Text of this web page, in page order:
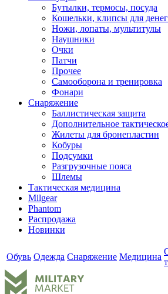
Бутылки, термосы, посуда
Кошельки, клипсы для денег
Ножи, лопаты, мультитулы
Наушники
Очки
Патчи
Прочее
Самооборона и тренировка
Фонари
Снаряжение
Баллистическая защита
Дополнительное
Жилеты для бронепластин
Кобуры
Подсумки
Разгрузочные пояса
Шлемы
Тактическая медицина
Milgear
Phantom
Распродажа
Новинки
Обувь Одежда Снаряжение Медицина